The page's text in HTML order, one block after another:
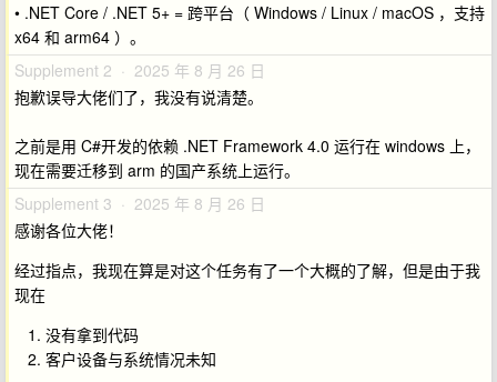
• .NET Core / .NET 5+ = 跨平台（ Windows / Linux / macOS ，支持
x64 和 arm64 ）。
Supplement 2 · 2025 年 8 月 26 日
抱歉误导大佬们了，我没有说清楚。
之前是用 C#开发的依赖 .NET Framework 4.0 运行在 windows 上，
现在需要迁移到 arm 的国产系统上运行。
Supplement 3 · 2025 年 8 月 26 日
感谢各位大佬！
经过指点，我现在算是对这个任务有了一个大概的了解，但是由于我
现在
没有拿到代码
客户设备与系统情况未知